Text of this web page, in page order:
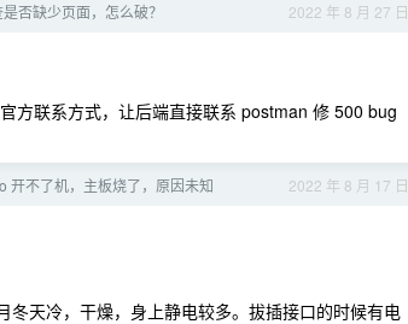
2022 年 8 月 27 日
否缺少页面，怎么破？
方联系方式，让后端直接联系 postman 修 500 bug
2022 年 8 月 17 日
开不了机，主板烧了，原因未知
天冷，干燥，身上静电较多。拔插接口的时候有电